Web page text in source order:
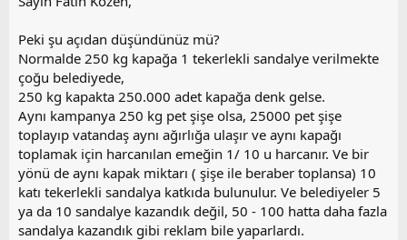
l
a
Peki şu açıdan düşündünüz mü?
Normalde 250 kg kapağa 1 tekerlekli sandalye verilmekte
çoğu belediyede,
250 kg kapakta 250.000 adet kapağa denk gelse.
Aynı kampanya 250 kg pet şişe olsa, 25000 pet şişe
toplayıp vatandaş aynı ağırlığa ulaşır ve aynı kapağı
toplamak için harcanılan emeğin 1/ 10 u harcanır. Ve bir
yönü de aynı kapak miktarı ( şişe ile beraber toplansa) 10
katı tekerlekli sandalya katkıda bulunulur. Ve belediyeler 5
ya da 10 sandalye kazandık değil, 50 - 100 hatta daha fazla
sandalya kazandık gibi reklam bile yaparlardı.